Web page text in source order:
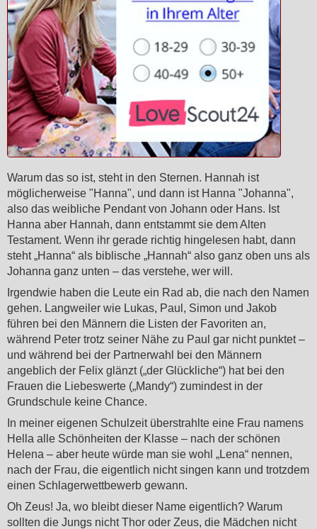
Warum das so ist, steht in den Sternen. Hannah ist
möglicherweise "Hanna", und dann ist Hanna "Johanna",
also das weibliche Pendant von Johann oder Hans. Ist
Hanna aber Hannah, dann entstammt sie dem Alten
Testament. Wenn ihr gerade richtig hingelesen habt, dann
steht „Hanna“ als biblische „Hannah“ also ganz oben uns als
Johanna ganz unten – das verstehe, wer will.
Irgendwie haben die Leute ein Rad ab, die nach den Namen
gehen. Langweiler wie Lukas, Paul, Simon und Jakob
führen bei den Männern die Listen der Favoriten an,
während Peter trotz seiner Nähe zu Paul gar nicht punktet –
und während bei der Partnerwahl bei den Männern
angeblich der Felix glänzt („der Glückliche“) hat bei den
Frauen die Liebeswerte („Mandy“) zumindest in der
Grundschule keine Chance.
In meiner eigenen Schulzeit überstrahlte eine Frau namens
Hella alle Schönheiten der Klasse – nach der schönen
Helena – aber heute würde man sie wohl „Lena“ nennen,
nach der Frau, die eigentlich nicht singen kann und trotzdem
einen Schlagerwettbewerb gewann.
Oh Zeus! Ja, wo bleibt dieser Name eigentlich? Warum
sollten die Jungs nicht Thor oder Zeus, die Mädchen nicht